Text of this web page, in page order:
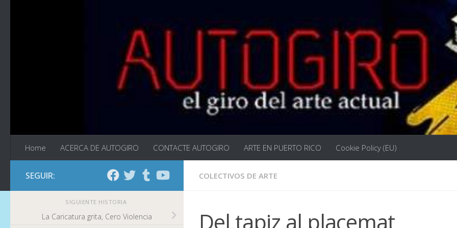
Home ACERCA DE AUTOGIRO CONTACTE AUTOGIRO ARTE EN PUERTO RICO Cookie Policy (EU)
COLECTIVOS DE ARTE
Del tapiz al placemat
SEGUIR:
SIGUIENTE HISTORIA
La Caricatura grita, Cero Violencia